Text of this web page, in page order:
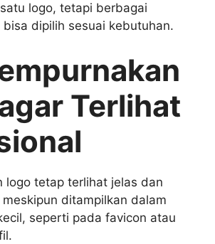
logo, tetapi berbagai
dipilih sesuai kebutuhan.
Terlihat
logo tetap terlihat jelas dan
meskipun ditampilkan dalam
seperti pada favicon atau